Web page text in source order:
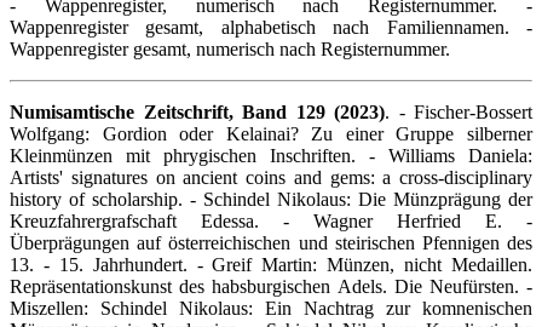
- Wappenregister, numerisch nach Registernummer. -
Wappenregister gesamt, alphabetisch nach Familiennamen. -
Wappenregister gesamt, numerisch nach Registernummer.
Numisamtische Zeitschrift, Band 129 (2023). - Fischer-Bossert
Wolfgang: Gordion oder Kelainai? Zu einer Gruppe silberner
Kleinmünzen mit phrygischen Inschriften. - Williams Daniela:
Artists' signatures on ancient coins and gems: a cross-disciplinary
history of scholarship. - Schindel Nikolaus: Die Münzprägung der
Kreuzfahrergrafschaft Edessa. - Wagner Herfried E. -
Überprägungen auf österreichischen und steirischen Pfennigen des
13. - 15. Jahrhundert. - Greif Martin: Münzen, nicht Medaillen.
Repräsentationskunst des habsburgischen Adels. Die Neufürsten. -
Miszellen: Schindel Nikolaus: Ein Nachtrag zur komnenischen